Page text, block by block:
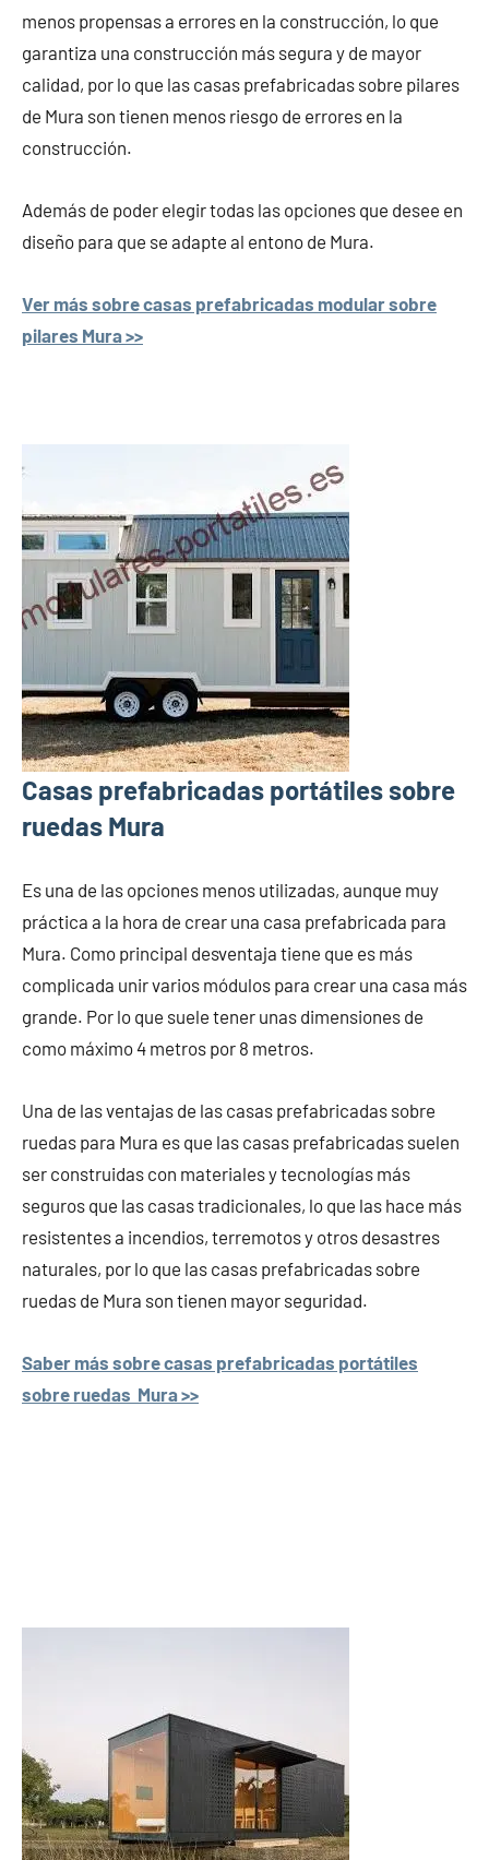
menos propensas a errores en la construcción, lo que
garantiza una construcción más segura y de mayor
calidad, por lo que las casas prefabricadas sobre pilares
de Mura son tienen menos riesgo de errores en la
construcción.
Además de poder elegir todas las opciones que desee en
diseño para que se adapte al entono de Mura.
Ver más sobre casas prefabricadas modular sobre
pilares Mura >>
Casas prefabricadas portátiles sobre
ruedas Mura
Es una de las opciones menos utilizadas, aunque muy
práctica a la hora de crear una casa prefabricada para
Mura. Como principal desventaja tiene que es más
complicada unir varios módulos para crear una casa más
grande. Por lo que suele tener unas dimensiones de
como máximo 4 metros por 8 metros.
Una de las ventajas de las casas prefabricadas sobre
ruedas para Mura es que las casas prefabricadas suelen
ser construidas con materiales y tecnologías más
seguros que las casas tradicionales, lo que las hace más
resistentes a incendios, terremotos y otros desastres
naturales, por lo que las casas prefabricadas sobre
ruedas de Mura son tienen mayor seguridad.
Saber más sobre casas prefabricadas portátiles
sobre ruedas Mura >>